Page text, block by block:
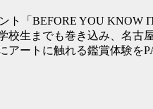
ト「BEFORE YOU
生までも巻き込み、名古
ートに触れる鑑賞体験を